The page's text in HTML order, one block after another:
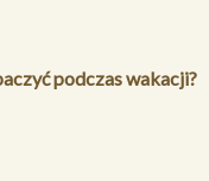
podczas wakacji?